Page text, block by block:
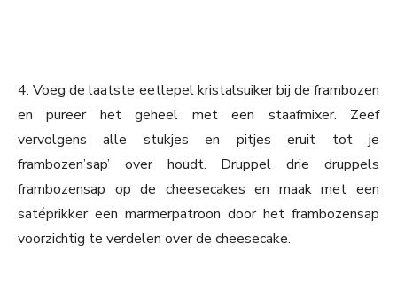
4. Voeg de laatste eetlepel kristalsuiker bij de frambozen
en pureer het geheel met een staafmixer. Zeef
vervolgens alle stukjes en pitjes eruit tot je
frambozen’sap’ over houdt. Druppel drie druppels
frambozensap op de cheesecakes en maak met een
satéprikker een marmerpatroon door het frambozensap
voorzichtig te verdelen over de cheesecake.